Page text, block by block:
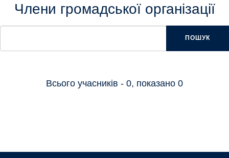
Члени громадської організації
ПОШУК
Всього учасників - 0, показано 0